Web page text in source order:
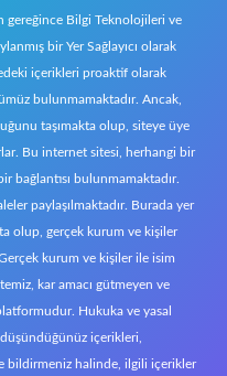
gereğince Bilgi Teknolojileri ve
bir Yer Sağlayıcı olarak
içerikleri proaktif olarak
bulunmamaktadır. Ancak,
taşımakta olup, siteye üye
Bu internet sitesi, herhangi bir
bağlantısı bulunmamaktadır.
paylaşılmaktadır. Burada yer
olup, gerçek kurum ve kişiler
kurum ve kişiler ile isim
kar amacı gütmeyen ve
Hukuka ve yasal
içerikleri,
bildirmeniz halinde, ilgili içerikler